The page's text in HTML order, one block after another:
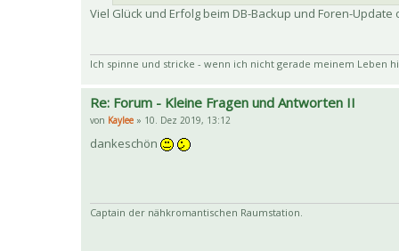
Viel Glück und Erfolg beim DB-Backup und Foren-Update
Ich spinne und stricke - wenn ich nicht gerade meinem Leben
Re: Forum - Kleine Fragen und Antworten II
von Kaylee » 10. Dez 2019, 13:12
dankeschön
Captain der nähkromantischen Raumstation.